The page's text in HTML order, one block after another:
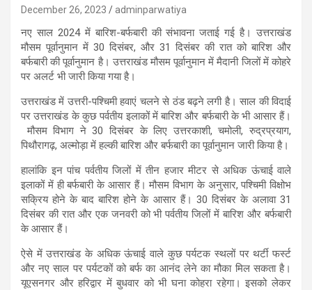
December 26, 2023 adminparwatiya
नए साल 2024 में बारिश-बर्फबारी की संभावना जताई गई है। उत्तराखंड
मौसम पूर्वानुमान में 30 दिसंबर, और 31 दिसंबर की रात को बारिश और
बर्फबारी की पूर्वानुमान है। उत्तराखंड मौसम पूर्वानुमान में मैदानी जिलों में कोहरे
पर अलर्ट भी जारी किया गया है।
उत्तराखंड में उत्तरी-पश्चिमी हवाएं चलने से ठंड बढ़ने लगी है। साल की विदाई
पर उत्तराखंड के कुछ पर्वतीय इलाकों में बारिश और बर्फबारी के भी आसार हैं।
मौसम विभाग ने 30 दिसंबर के लिए उत्तरकाशी, चमोली, रुद्रप्रयाग,
पिथौरागढ़, अल्मोड़ा में हल्की बारिश और बर्फबारी का पूर्वानुमान जारी किया है।
हालांकि इन पांच पर्वतीय जिलों में तीन हजार मीटर से अधिक ऊंचाई वाले
इलाकों में ही बर्फबारी के आसार हैं। मौसम विभाग के अनुसार, पश्चिमी विक्षोभ
सक्रिय होने के बाद बारिश होने के आसार हैं। 30 दिसंबर के अलावा 31
दिसंबर की रात और एक जनवरी को भी पर्वतीय जिलों में बारिश और बर्फबारी
के आसार हैं।
ऐसे में उत्तराखंड के अधिक ऊंचाई वाले कुछ पर्यटक स्थलों पर थर्टी फर्स्ट
और नए साल पर पर्यटकों को बर्फ का आनंद लेने का मौका मिल सकता है।
यूएसनगर और हरिद्वार में बुधवार को भी घना कोहरा रहेगा। इसको लेकर